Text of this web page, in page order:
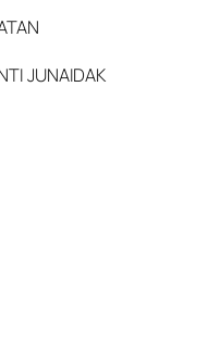
JUNAIDAK